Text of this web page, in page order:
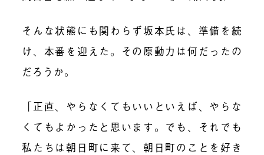
そんな状態にも関わらず坂本氏は、準備を続
け、本番を迎えた。その原動力は何だったの
だろうか。
「正直、やらなくてもいいといえば、やらな
くてもよかったと思います。でも、それでも
私たちは朝日町に来て、朝日町のことを好き